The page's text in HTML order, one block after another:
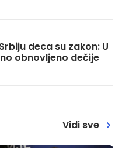
deca su zakon: U
obnovljeno dečije
Vidi sve